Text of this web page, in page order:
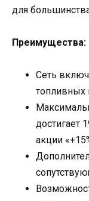
для
Преимущества:
Сеть
топливных
достигает
акции